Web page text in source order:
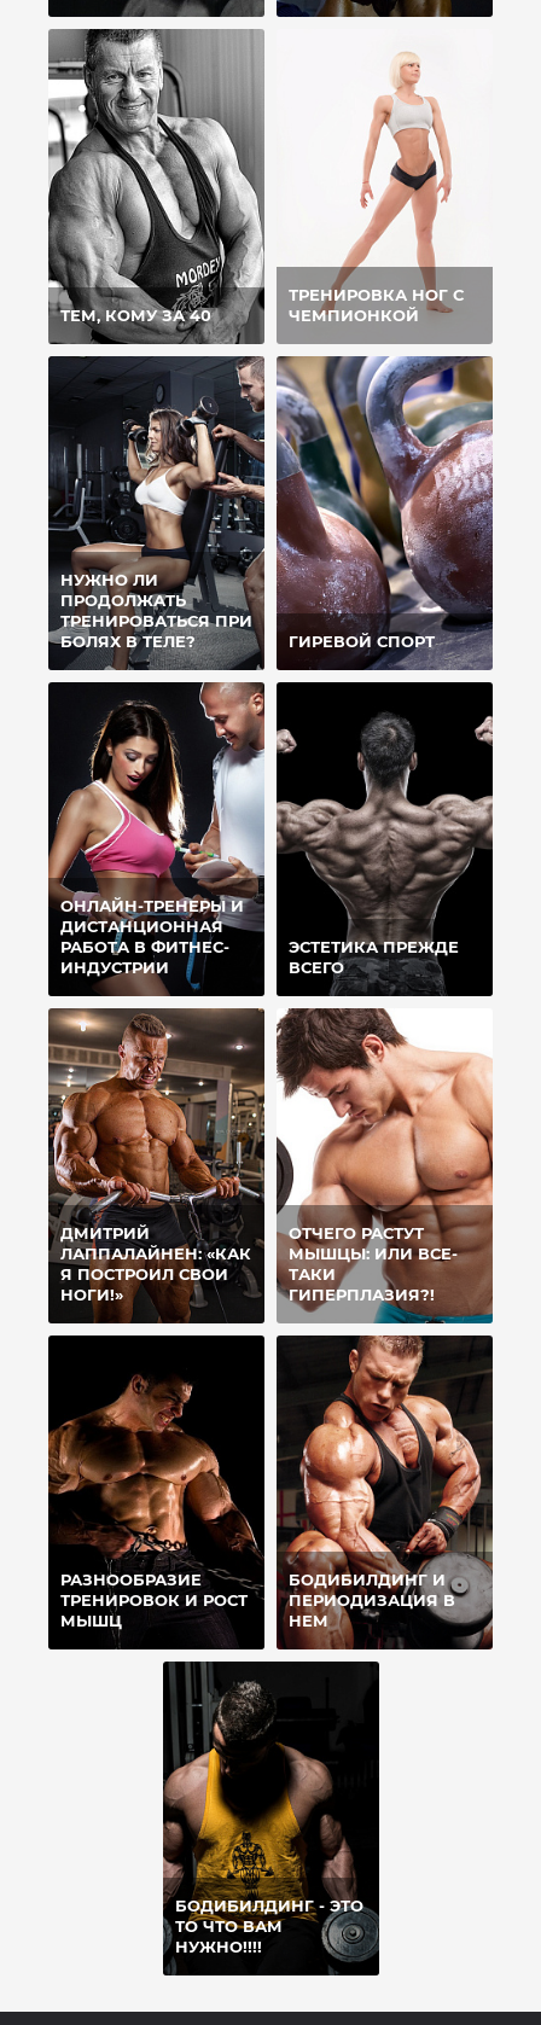
ТЕМ, КОМУ ЗА 40
ТРЕНИРОВКА НОГ С
ЧЕМПИОНКОЙ
НУЖНО ЛИ
ПРОДОЛЖАТЬ
ТРЕНИРОВАТЬСЯ ПРИ
БОЛЯХ В ТЕЛЕ?
ГИРЕВОЙ СПОРТ
ОНЛАЙН-ТРЕНЕРЫ И
ДИСТАНЦИОННАЯ
РАБОТА В ФИТНЕС-
ИНДУСТРИИ
ЭСТЕТИКА ПРЕЖДЕ
ВСЕГО
ДМИТРИЙ
ЛАППАЛАЙНЕН: «КАК
Я ПОСТРОИЛ СВОИ
НОГИ!»
ОТЧЕГО РАСТУТ
МЫШЦЫ: ИЛИ ВСЕ-
ТАКИ
ГИПЕРПЛАЗИЯ?!
РАЗНООБРАЗИЕ
ТРЕНИРОВОК И РОСТ
МЫШЦ
БОДИБИЛДИНГ И
ПЕРИОДИЗАЦИЯ В
НЕМ
БОДИБИЛДИНГ - ЭТО
ТО ЧТО ВАМ
НУЖНО!!!!